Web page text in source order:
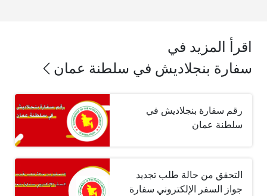
اقرأ المزيد في
سفارة بنجلاديش في سلطنة عمان
رقم سفارة بنجلاديش في
سلطنة عمان
التحقق من حالة طلب تجديد
جواز السفر الإلكتروني سفارة